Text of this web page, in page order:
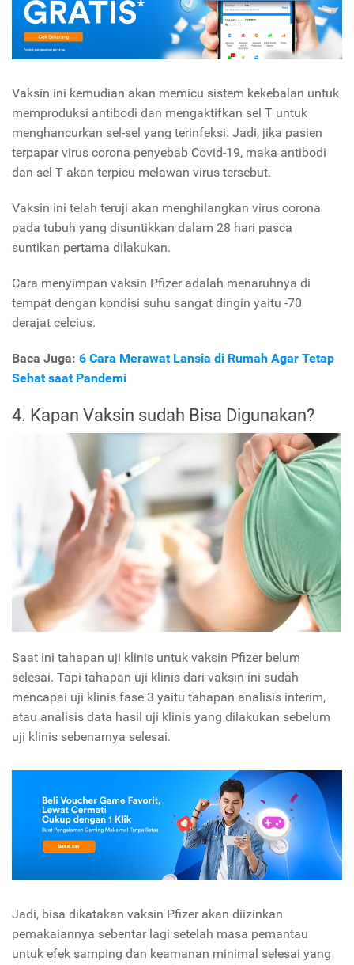
Vaksin ini kemudian akan memicu sistem kekebalan untuk
memproduksi antibodi dan mengaktifkan sel T untuk
menghancurkan sel-sel yang terinfeksi. Jadi, jika pasien
terpapar virus corona penyebab Covid-19, maka antibodi
dan sel T akan terpicu melawan virus tersebut.
Vaksin ini telah teruji akan menghilangkan virus corona
pada tubuh yang disuntikkan dalam 28 hari pasca
suntikan pertama dilakukan.
Cara menyimpan vaksin Pfizer adalah menaruhnya di
tempat dengan kondisi suhu sangat dingin yaitu -70
derajat celcius.
Baca Juga: 6 Cara Merawat Lansia di Rumah Agar Tetap
Sehat saat Pandemi
4. Kapan Vaksin sudah Bisa Digunakan?
Saat ini tahapan uji klinis untuk vaksin Pfizer belum
selesai. Tapi tahapan uji klinis dari vaksin ini sudah
mencapai uji klinis fase 3 yaitu tahapan analisis interim,
atau analisis data hasil uji klinis yang dilakukan sebelum
uji klinis sebenarnya selesai.
Jadi, bisa dikatakan vaksin Pfizer akan diizinkan
pemakaiannya sebentar lagi setelah masa pemantau
untuk efek samping dan keamanan minimal selesai yang